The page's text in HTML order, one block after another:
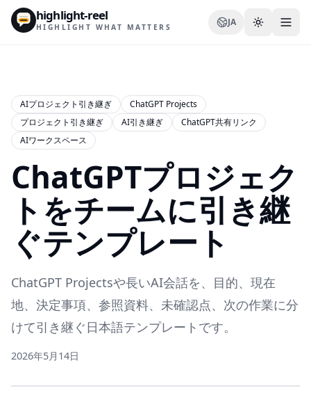
highlight-reel
HIGHLIGHT WHAT MATTERS JA
リソース
ブログ
比較
テンプレート
ユースケース
拡張機能
AIプロジェクト引き継ぎ
ChatGPT Projects
プロジェクト引き継ぎ
AI引き継ぎ
ChatGPT共有リンク
AIワークスペース
ChatGPTプロジェク
トをチームに引き継
ぐテンプレート
ChatGPT Projectsや長いAI会話を、目的、現在
地、決定事項、参照資料、未確認点、次の作業に分
けて引き継ぐ日本語テンプレートです。
2026年5月14日